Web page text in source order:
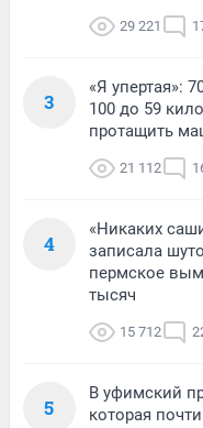
29 221
3
«Я упертая»:
100 до 59
протащить
21 112
4
«Никаких
записала
пермское
тысяч
15 712
5
В уфимский
которая